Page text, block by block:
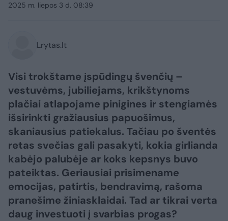
2025 m. liepos 3 d. 08:39
Lrytas.lt
Visi trokštame įspūdingų švenčių –
vestuvėms, jubiliejams, krikštynoms
plačiai atlapojame pinigines ir stengiamės
išsirinkti gražiausius papuošimus,
skaniausius patiekalus. Tačiau po šventės
retas svečias gali pasakyti, kokia girlianda
kabėjo palubėje ar koks kepsnys buvo
pateiktas. Geriausiai prisimename
emocijas, patirtis, bendravimą, rašoma
pranešime žiniasklaidai. Tad ar tikrai verta
daug investuoti į svarbias progas?